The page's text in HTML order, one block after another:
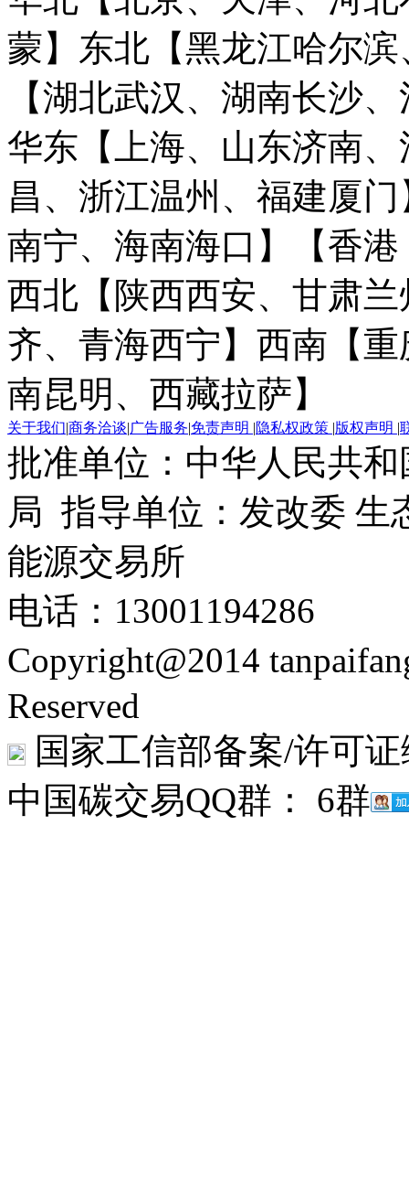
蒙】 东北【黑龙江哈尔
【湖北武汉、湖南长沙
华东【上海、山东济南
昌、浙江温州、福建厦门
南宁、海南海口】
【香
西北【陕西西安、甘肃
齐、青海西宁】 西南【
南昆明、西藏拉萨】
关于我们|商务洽谈|广告服务|免责声明 |隐私权政策 |版权声明 |
批准单位：中华人民共
局 指导单位：发改委 生
能源交易所
电话：13001194286
Copyright@2014
Reserved
国家工信部备案/许可
中国碳交易QQ群： 6群